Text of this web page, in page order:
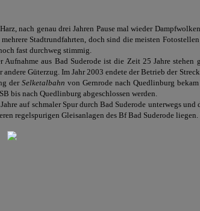
nach genau drei Jahren Pause mal wieder
Stadtrundfahrten, doch sind die meisten
fast durchweg stimmig.
Aufnahme aus Bad Suderode ist die Zeit 25 Jahre
andere Güterzug. Im Jahr 2003 endete der Betrieb der
derSelketalbahn von Gernrode nach Quedlinburg
bis nach Quedlinburg abgeschlossen werden.
auf schmaler Spur durch Bad Suderode unterwegs
regelspurigen Gleisanlagen des Bf Bad Suderode